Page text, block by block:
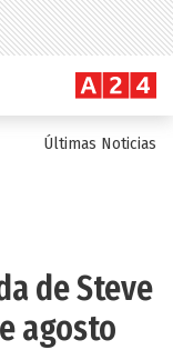
Últimas Noticias
de Steve
agosto